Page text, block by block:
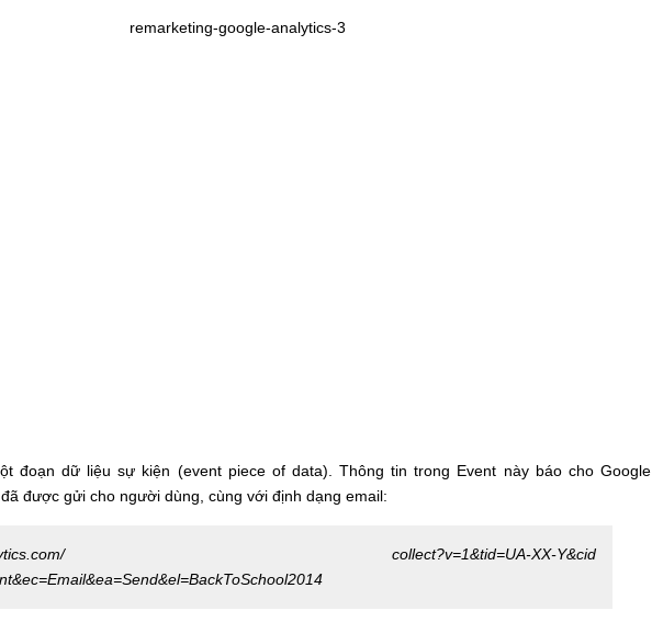
đoạn dữ liệu sự kiện (eventpiece of data). Thông tin trong Event này báo cho Google
được gửi cho người dùng, cùng với định dạng email:
collect?v=1&tid=UA-XX-Y&cid